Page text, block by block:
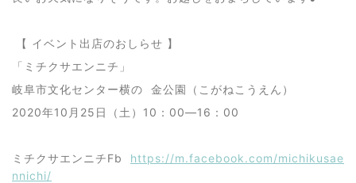
【 イベント出店のおしらせ 】
「ミチクサエンニチ」
岐阜市文化センター横の 金公園（こがねこうえん）
2020年10月25日（土）10：00―16：00
ミチクサエンニチFb https://m.facebook.com/michikusae
nnichi/